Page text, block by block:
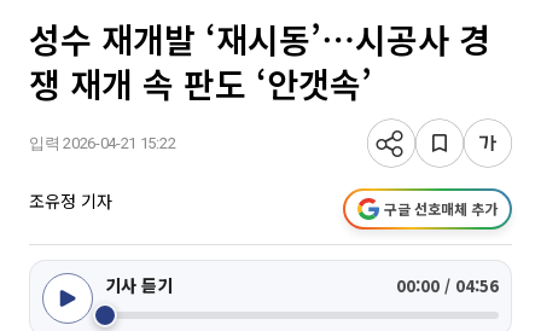
성수 재개발 ‘재시동’⋯시공사 경
쟁 재개 속 판도 ‘안갯속’
입력 2026-04-21 15:22
조유정 기자 구글 선호매체 추가
기사 듣기 00:00 / 04:56